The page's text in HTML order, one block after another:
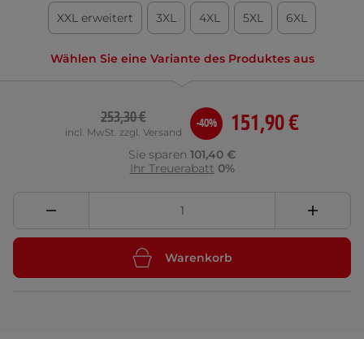
XXL erweitert 3XL 4XL 5XL 6XL
Wählen Sie eine Variante des Produktes aus
151,90 €
253,30 €
incl. MwSt. zzgl. Versand
-40%
Sie sparen 101,40 €
Ihr Treuerabatt 0%
Warenkorb